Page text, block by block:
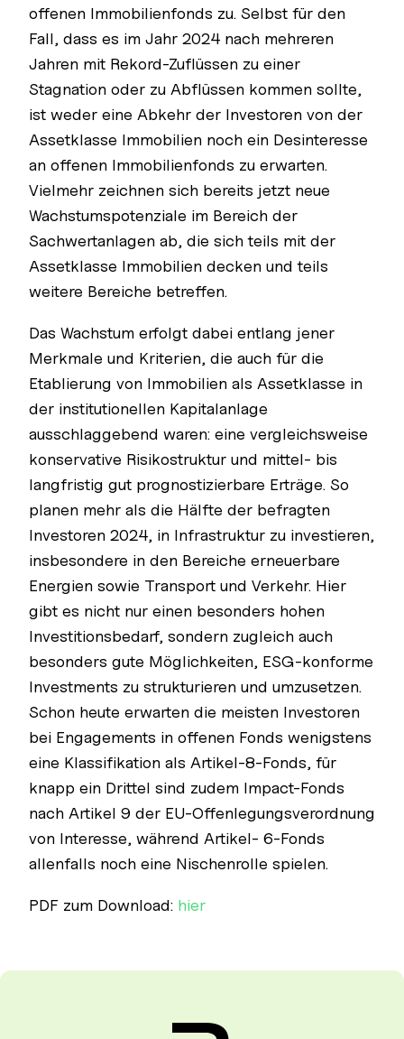
offenen Immobilienfonds zu. Selbst für den
Fall, dass es im Jahr 2024 nach mehreren
Jahren mit Rekord-Zuflüssen zu einer
Stagnation oder zu Abflüssen kommen sollte,
ist weder eine Abkehr der Investoren von der
Assetklasse Immobilien noch ein Desinteresse
an offenen Immobilienfonds zu erwarten.
Vielmehr zeichnen sich bereits jetzt neue
Wachstumspotenziale im Bereich der
Sachwertanlagen ab, die sich teils mit der
Assetklasse Immobilien decken und teils
weitere Bereiche betreffen.
Das Wachstum erfolgt dabei entlang jener
Merkmale und Kriterien, die auch für die
Etablierung von Immobilien als Assetklasse in
der institutionellen Kapitalanlage
ausschlaggebend waren: eine vergleichsweise
konservative Risikostruktur und mittel- bis
langfristig gut prognostizierbare Erträge. So
planen mehr als die Hälfte der befragten
Investoren 2024, in Infrastruktur zu investieren,
insbesondere in den Bereiche erneuerbare
Energien sowie Transport und Verkehr. Hier
gibt es nicht nur einen besonders hohen
Investitionsbedarf, sondern zugleich auch
besonders gute Möglichkeiten, ESG-konforme
Investments zu strukturieren und umzusetzen.
Schon heute erwarten die meisten Investoren
bei Engagements in offenen Fonds wenigstens
eine Klassifikation als Artikel-8-Fonds, für
knapp ein Drittel sind zudem Impact-Fonds
nach Artikel 9 der EU-Offenlegungsverordnung
von Interesse, während Artikel- 6-Fonds
allenfalls noch eine Nischenrolle spielen.
PDF zum Download: hier